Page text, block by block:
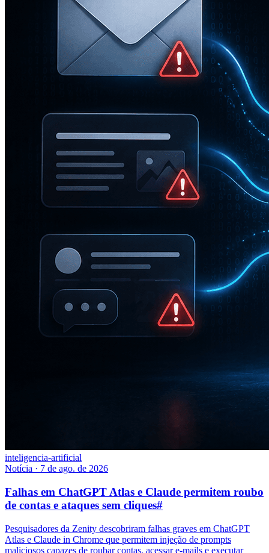
inteligencia-artificial
Notícia · 7 de ago. de 2026
Falhas em ChatGPT Atlas e Claude permitem roubo
de contas e ataques sem cliques#
Pesquisadores da Zenity descobriram falhas graves em ChatGPT
Atlas e Claude in Chrome que permitem injeção de prompts
maliciosos capazes de roubar contas, acessar e-mails e executar